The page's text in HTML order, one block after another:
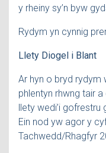
y rheiny sy’n byw
Rydym yn cynnig
Llety Diogel i Blant
Ar hyn o bryd rydym
phlentyn rhwng tair
llety wedi’i gofrestru
Ein nod yw agor y
Tachwedd/Rhagfyr